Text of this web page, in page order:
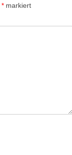
* markiert